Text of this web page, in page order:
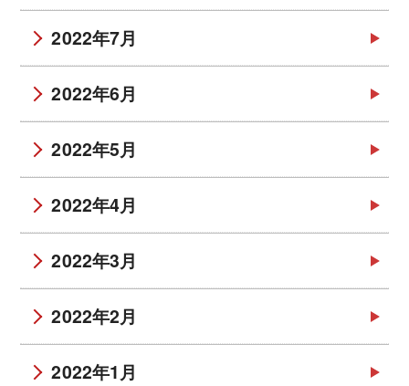
2022年7月
2022年6月
2022年5月
2022年4月
2022年3月
2022年2月
2022年1月